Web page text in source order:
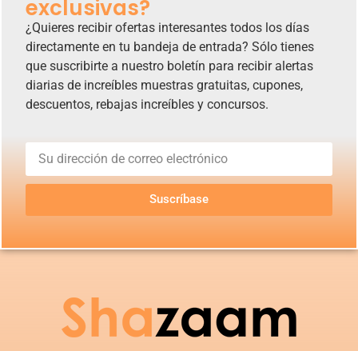
exclusivas?
¿Quieres recibir ofertas interesantes todos los días
directamente en tu bandeja de entrada? Sólo tienes
que suscribirte a nuestro boletín para recibir alertas
diarias de increíbles muestras gratuitas, cupones,
descuentos, rebajas increíbles y concursos.
Suscríbase